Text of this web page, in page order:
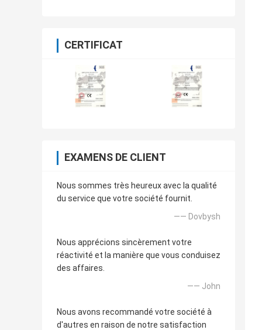
CERTIFICAT
EXAMENS DE CLIENT
Nous sommes très heureux avec la qualité
du service que votre société fournit.
—— Dovbysh
Nous apprécions sincèrement votre
réactivité et la manière que vous conduisez
des affaires.
—— John
Nous avons recommandé votre société à
d'autres en raison de notre satisfaction